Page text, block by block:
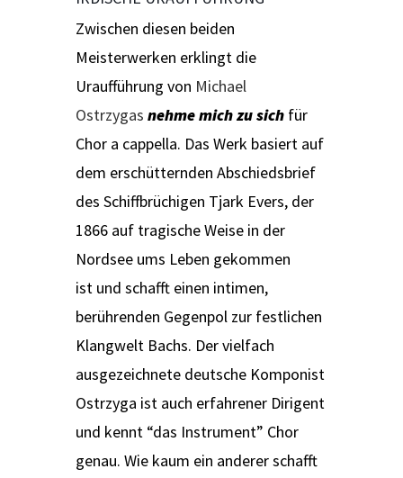
Zwischen diesen beiden
Meisterwerken erklingt die
Uraufführung von Michael
Ostrzygas nehme mich zu sich für
Chor a cappella. Das Werk basiert auf
dem erschütternden Abschiedsbrief
des Schiffbrüchigen Tjark Evers, der
1866 auf tragische Weise in der
Nordsee ums Leben gekommen
ist und schafft einen intimen,
berührenden Gegenpol zur festlichen
Klangwelt Bachs. Der vielfach
ausgezeichnete deutsche Komponist
Ostrzyga ist auch erfahrener Dirigent
und kennt “das Instrument” Chor
genau. Wie kaum ein anderer schafft